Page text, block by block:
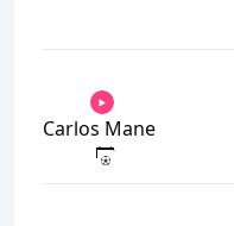
Carlos Mane